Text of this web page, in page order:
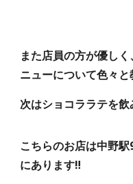
また店員の方が優し
ニューについて色々
次はショコララテを
こちらのお店は中野
にあります‼️